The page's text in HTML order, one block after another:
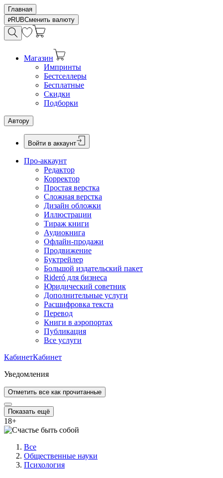
Главная
RUBСменить валюту
Магазин
Импринты
Бестселлеры
Бесплатные
Скидки
Подборки
Автору
Войти в аккаунт
Про-аккаунт
Редактор
Корректор
Простая верстка
Сложная верстка
Дизайн обложки
Иллюстрации
Тираж книги
Аудиокнига
Офлайн-продажи
Продвижение
Буктрейлер
Большой издательский пакет
Rideró для бизнеса
Юридический советник
Дополнительные услуги
Расшифровка текста
Перевод
Книги в аэропортах
Публикация
Все услуги
КабинетКабинет
Уведомления
Отметить все как прочитанные
Показать ещё
18+
Все
Общественные науки
Психология